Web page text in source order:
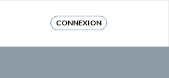
CONNEXION